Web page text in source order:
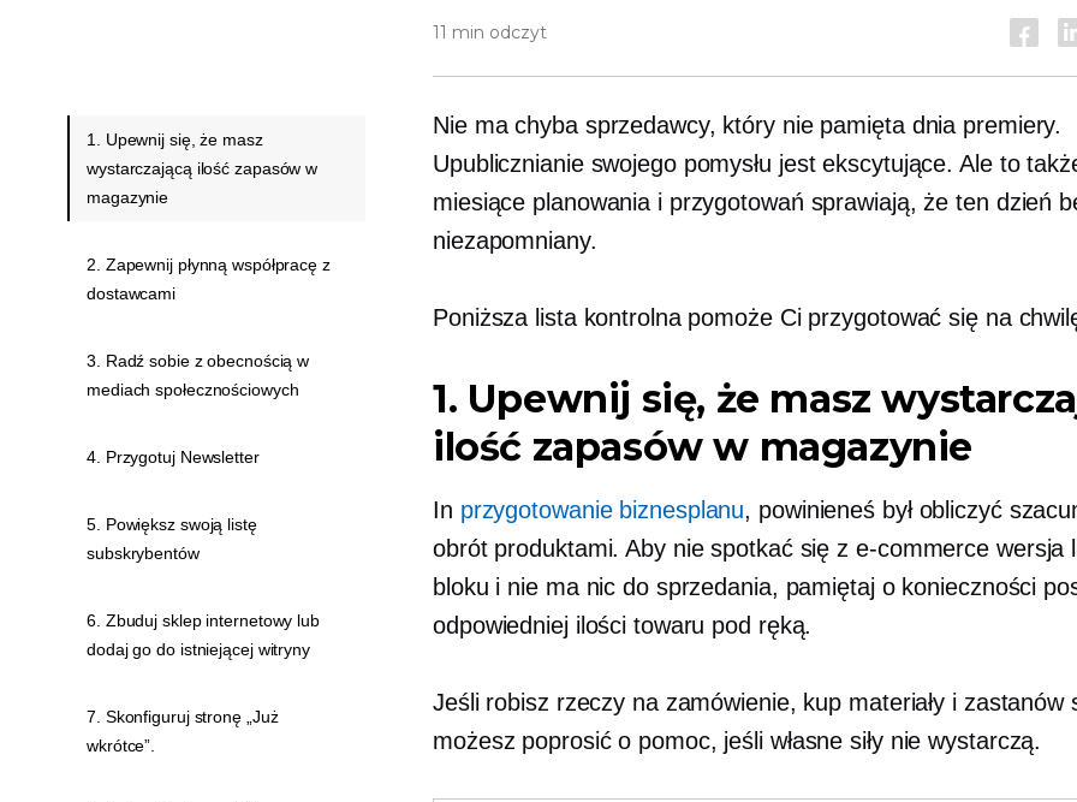
11 min odczyt
Nie ma chyba sprzedawcy, który nie pamięta dnia premiery.
Upublicznianie swojego pomysłu jest ekscytujące. Ale to
miesiące planowania i przygotowań sprawiają, że ten dzień
niezapomniany.
Poniższa lista kontrolna pomoże Ci przygotować się na
1. Upewnij się, że masz
ilość zapasów w magazynie
In przygotowanie biznesplanu, powinieneś był obliczyć
obrót produktami. Aby nie spotkać się z e-commerce wersja
bloku i nie ma nic do sprzedania, pamiętaj o konieczności
odpowiedniej ilości towaru pod ręką.
Jeśli robisz rzeczy na zamówienie, kup materiały i zastanów
możesz poprosić o pomoc, jeśli własne siły nie wystarczą.
1. Upewnij się, że masz
wystarczającą ilość zapasów w
magazynie
2. Zapewnij płynną współpracę z
dostawcami
3. Radź sobie z obecnością w
mediach społecznościowych
4. Przygotuj Newsletter
5. Powiększ swoją listę
subskrybentów
6. Zbuduj sklep internetowy lub
dodaj go do istniejącej witryny
7. Skonfiguruj stronę „Już
wkrótce”.